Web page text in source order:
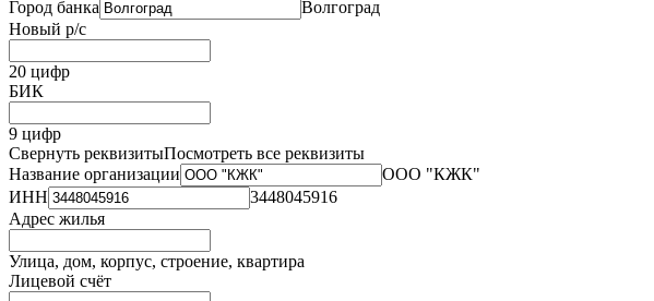
Город банка
Волгоград
Новый р/с
20 цифр
БИК
9 цифр
Свернуть реквизитыПосмотреть все реквизиты
Название организации
ООО "КЖК"
ИНН
3448045916
Адрес жилья
Улица, дом, корпус, строение, квартира
Лицевой счёт